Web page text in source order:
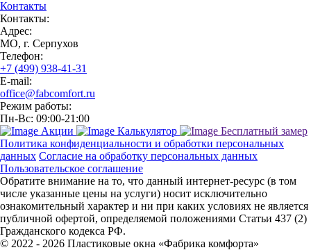
Контакты
Контакты:
Адрес:
МО, г. Серпухов
Телефон:
+7 (499) 938-41-31
E-mail:
office@fabcomfort.ru
Режим работы:
Пн-Вс: 09:00-21:00
Акции
Калькулятор
Бесплатный замер
Политика конфиденциальности и обработки персональных
данных Согласие на обработку персональных данных
Пользовательское соглашение
Обратите внимание на то, что данный интернет-ресурс (в том
числе указанные цены на услуги) носит исключительно
ознакомительный характер и ни при каких условиях не является
публичной офертой, определяемой положениями Статьи 437 (2)
Гражданского кодекса РФ.
© 2022 - 2026 Пластиковые окна «Фабрика комфорта»